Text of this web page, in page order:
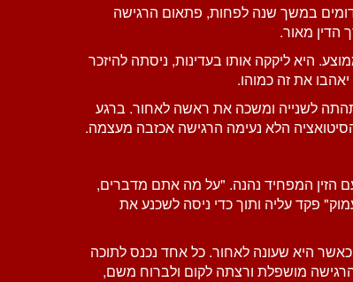
במשך שנה לפחות, פתאום הרגישה
הדין מאור.
היא ליקקה אותו בעדינות, ניסתה להיזכר
את זה כמוהו.
לשנייה ומשכה את ראשה לאחור. ברגע
הלא נעימה הרגישה אכזבה מעצמה.
הזין המפחיד נהנה. "על מה אתם מדברים,
פקד עליה ותוך כדי ניסה לשכנע את
כאשר היא שעונה לאחור. כל אחד נכנס לתוכה
מושפלת ורצתה לקום ולברוח משם,